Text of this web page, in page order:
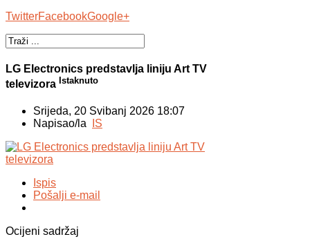
TwitterFacebookGoogle+
LG Electronics predstavlja liniju Art TV
televizora Istaknuto
Srijeda, 20 Svibanj 2026 18:07
Napisao/la
IS
Ispis
Pošalji e-mail
Ocijeni sadržaj